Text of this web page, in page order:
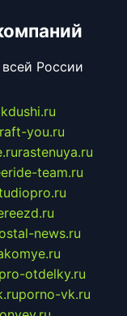
России
you.ru
rastenuya.ru
team.ru
news.ru
pro-otdelky.ru
porno-vk.ru